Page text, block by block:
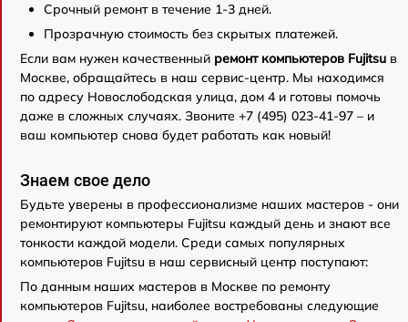
Срочный ремонт в течение 1-3 дней.
Прозрачную стоимость без скрытых платежей.
Если вам нужен качественный ремонт компьютеров Fujitsu в
Москве, обращайтесь в наш сервис-центр. Мы находимся
по адресу Новослободская улица, дом 4 и готовы помочь
даже в сложных случаях. Звоните +7 (495) 023-41-97 – и
ваш компьютер снова будет работать как новый!
Знаем свое дело
Будьте уверены в профессионализме наших мастеров - они
ремонтируют компьютеры Fujitsu каждый день и знают все
тонкости каждой модели. Среди самых популярных
компьютеров Fujitsu в наш сервисный центр поступают:
По данным наших мастеров в Москве по ремонту
компьютеров Fujitsu, наиболее востребованы следующие